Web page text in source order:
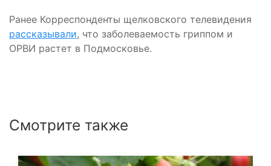
Ранее Корреспонденты щелковского телевидения
рассказывали, что заболеваемость гриппом и
ОРВИ растет в Подмосковье.
Смотрите также